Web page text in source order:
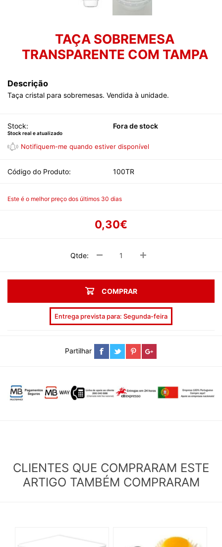
TAÇA SOBREMESA
TRANSPARENTE COM TAMPA
Descrição
Taça cristal para sobremesas. Vendida à unidade.
Stock: Fora de stock
Stock real e atualizado
Código do Produto: 100TR
Este é o melhor preço dos últimos 30 dias
0,30€
Qtde:
COMPRAR
Entrega prevista para: Segunda-feira
Partilhar
CLIENTES QUE COMPRARAM ESTE
ARTIGO TAMBÉM COMPRARAM